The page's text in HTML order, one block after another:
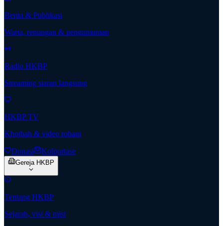
Berita & Publikasi
Warta, renungan & pengumuman
Radio HKBP
Streaming siaran langsung
HKBP TV
Khotbah & video rohani
Donasi Kolportase
Gereja HKBP
Tentang HKBP
Sejarah, visi & misi